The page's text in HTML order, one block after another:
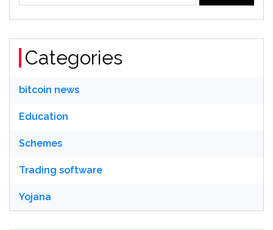
Categories
bitcoin news
Education
Schemes
Trading software
Yojana